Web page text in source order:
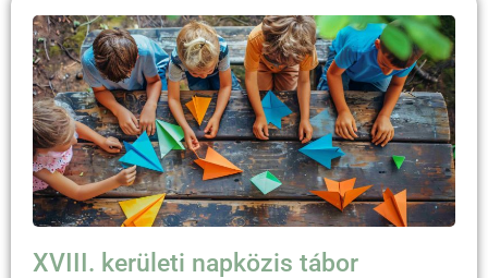
XVIII. kerületi napközis tábor